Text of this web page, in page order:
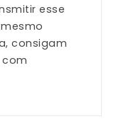
esse
consigam